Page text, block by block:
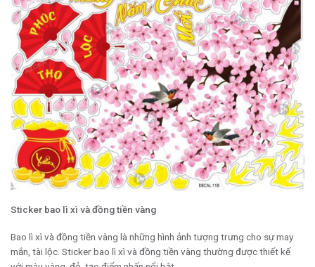
Sticker bao lì xì và đồng tiền vàng
Bao lì xì và đồng tiền vàng là những hình ảnh tượng trưng cho sự may
mắn, tài lộc. Sticker bao lì xì và đồng tiền vàng thường được thiết kế